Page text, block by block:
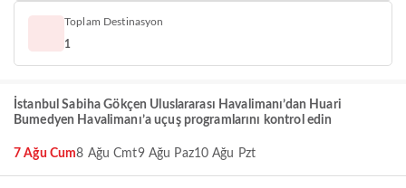
Toplam Destinasyon
1
İstanbul Sabiha Gökçen Uluslararası Havalimanı’dan Huari
Bumedyen Havalimanı’a uçuş programlarını kontrol edin
7 Ağu Cum8 Ağu Cmt9 Ağu Paz10 Ağu Pzt